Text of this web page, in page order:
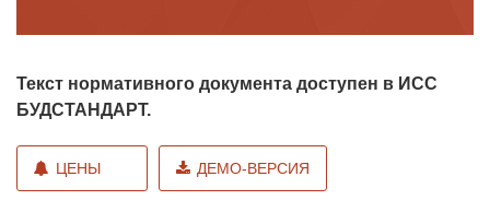
Текст нормативного документа доступен в ИСС
БУДСТАНДАРТ.
ЦЕНЫ ДЕМО-ВЕРСИЯ